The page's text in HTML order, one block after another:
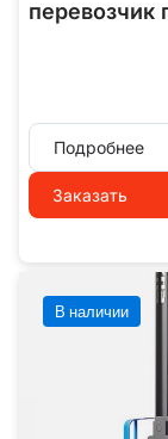
перевозчик
Подробнее
Заказать
В наличии